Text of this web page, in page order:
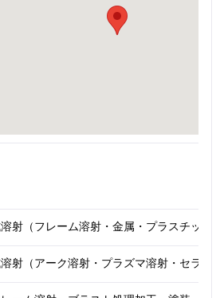
射（フレーム溶射・金属・プラスチック）
射（アーク溶射・プラズマ溶射・セラミ